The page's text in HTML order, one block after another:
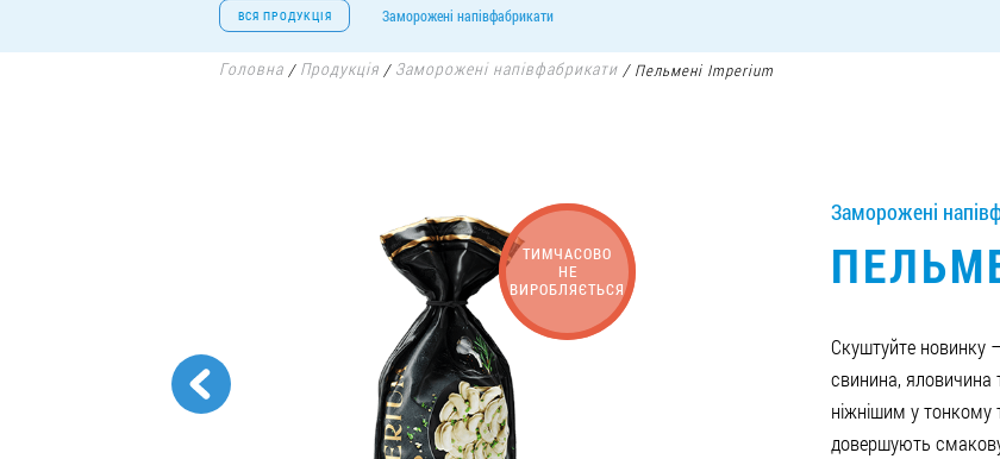
ВСЯ ПРОДУКЦІЯ Заморожені напівфабрикати
Головна / Продукція / Заморожені напівфабрикати /Пельмені Imperium
ТИМЧАСОВО
НЕ
ВИРОБЛЯЄТЬСЯ
Заморожені
Скуштуйте новинку
свинина,
ніжнішим у тонкому
довершують